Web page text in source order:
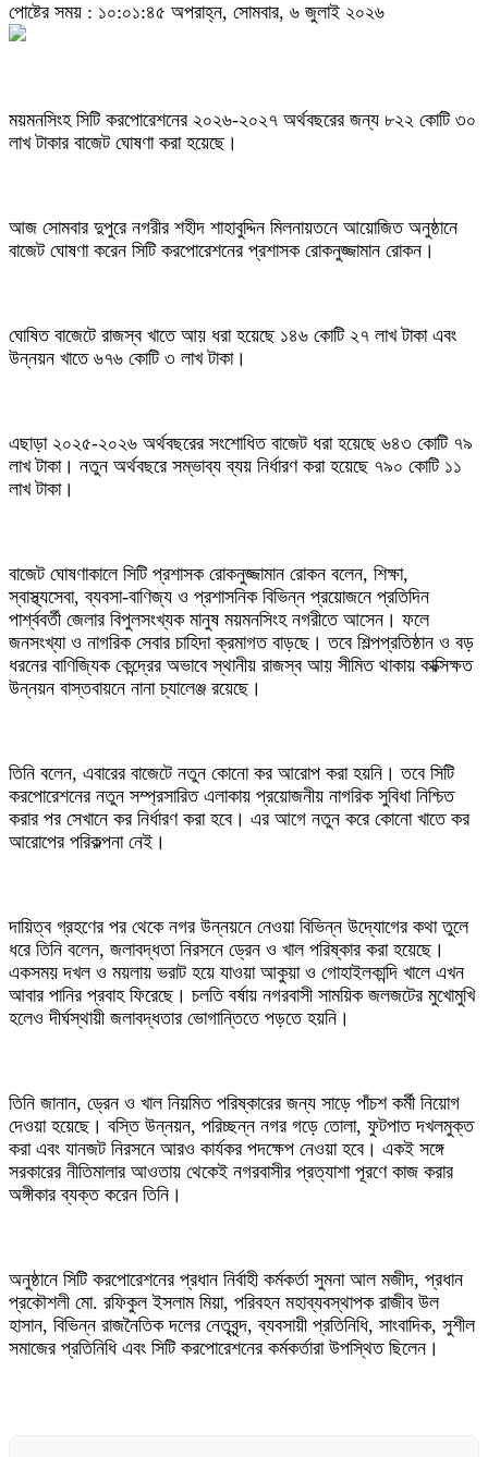
পোষ্টের সময় : ১০:০১:৪৫ অপরাহ্ন, সোমবার, ৬ জুলাই ২০২৬
ময়মনসিংহ সিটি করপোরেশনের ২০২৬-২০২৭ অর্থবছরের জন্য ৮২২ কোটি ৩০
লাখ টাকার বাজেট ঘোষণা করা হয়েছে।
আজ সোমবার দুপুরে নগরীর শহীদ শাহাবুদ্দিন মিলনায়তনে আয়োজিত অনুষ্ঠানে
বাজেট ঘোষণা করেন সিটি করপোরেশনের প্রশাসক রোকনুজ্জামান রোকন।
ঘোষিত বাজেটে রাজস্ব খাতে আয় ধরা হয়েছে ১৪৬ কোটি ২৭ লাখ টাকা এবং
উন্নয়ন খাতে ৬৭৬ কোটি ৩ লাখ টাকা।
এছাড়া ২০২৫-২০২৬ অর্থবছরের সংশোধিত বাজেট ধরা হয়েছে ৬৪৩ কোটি ৭৯
লাখ টাকা। নতুন অর্থবছরে সম্ভাব্য ব্যয় নির্ধারণ করা হয়েছে ৭৯০ কোটি ১১
লাখ টাকা।
বাজেট ঘোষণাকালে সিটি প্রশাসক রোকনুজ্জামান রোকন বলেন, শিক্ষা,
স্বাস্থ্যসেবা, ব্যবসা-বাণিজ্য ও প্রশাসনিক বিভিন্ন প্রয়োজনে প্রতিদিন
পার্শ্ববর্তী জেলার বিপুলসংখ্যক মানুষ ময়মনসিংহ নগরীতে আসেন। ফলে
জনসংখ্যা ও নাগরিক সেবার চাহিদা ক্রমাগত বাড়ছে। তবে শিল্পপ্রতিষ্ঠান ও বড়
ধরনের বাণিজ্যিক কেন্দ্রের অভাবে স্থানীয় রাজস্ব আয় সীমিত থাকায় কাক্সিক্ষত
উন্নয়ন বাস্তবায়নে নানা চ্যালেঞ্জ রয়েছে।
তিনি বলেন, এবারের বাজেটে নতুন কোনো কর আরোপ করা হয়নি। তবে সিটি
করপোরেশনের নতুন সম্প্রসারিত এলাকায় প্রয়োজনীয় নাগরিক সুবিধা নিশ্চিত
করার পর সেখানে কর নির্ধারণ করা হবে। এর আগে নতুন করে কোনো খাতে কর
আরোপের পরিকল্পনা নেই।
দায়িত্ব গ্রহণের পর থেকে নগর উন্নয়নে নেওয়া বিভিন্ন উদ্যোগের কথা তুলে
ধরে তিনি বলেন, জলাবদ্ধতা নিরসনে ড্রেন ও খাল পরিষ্কার করা হয়েছে।
একসময় দখল ও ময়লায় ভরাট হয়ে যাওয়া আকুয়া ও গোহাইলকান্দি খালে এখন
আবার পানির প্রবাহ ফিরেছে। চলতি বর্ষায় নগরবাসী সাময়িক জলজটের মুখোমুখি
হলেও দীর্ঘস্থায়ী জলাবদ্ধতার ভোগান্তিতে পড়তে হয়নি।
তিনি জানান, ড্রেন ও খাল নিয়মিত পরিষ্কারের জন্য সাড়ে পাঁচশ কর্মী নিয়োগ
দেওয়া হয়েছে। বস্তি উন্নয়ন, পরিচ্ছন্ন নগর গড়ে তোলা, ফুটপাত দখলমুক্ত
করা এবং যানজট নিরসনে আরও কার্যকর পদক্ষেপ নেওয়া হবে। একই সঙ্গে
সরকারের নীতিমালার আওতায় থেকেই নগরবাসীর প্রত্যাশা পূরণে কাজ করার
অঙ্গীকার ব্যক্ত করেন তিনি।
অনুষ্ঠানে সিটি করপোরেশনের প্রধান নির্বাহী কর্মকর্তা সুমনা আল মজীদ, প্রধান
প্রকৌশলী মো. রফিকুল ইসলাম মিয়া, পরিবহন মহাব্যবস্থাপক রাজীব উল
হাসান, বিভিন্ন রাজনৈতিক দলের নেতৃবৃন্দ, ব্যবসায়ী প্রতিনিধি, সাংবাদিক, সুশীল
সমাজের প্রতিনিধি এবং সিটি করপোরেশনের কর্মকর্তারা উপস্থিত ছিলেন।